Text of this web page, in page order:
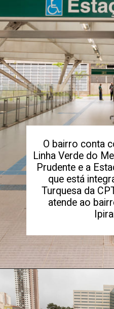
O bairro conta
Linha Verde do
Prudente e a
que está
Turquesa da
atende ao